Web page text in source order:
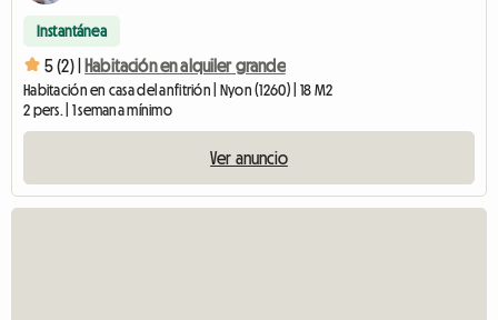
Instantánea
5 (2) | Habitación en alquiler grande
Habitación en casa del anfitrión | Nyon (1260) | 18 M2
2 pers. | 1 semana mínimo
Ver anuncio